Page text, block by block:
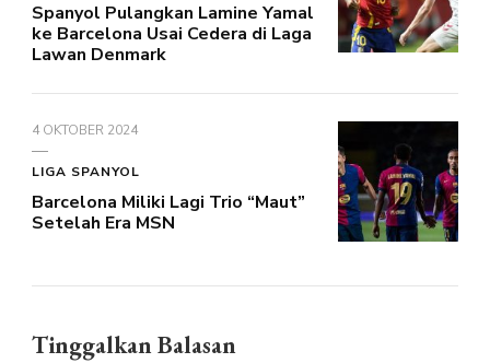
Spanyol Pulangkan Lamine Yamal
ke Barcelona Usai Cedera di Laga
Lawan Denmark
4 OKTOBER 2024
LIGA SPANYOL
Barcelona Miliki Lagi Trio “Maut”
Setelah Era MSN
Tinggalkan Balasan